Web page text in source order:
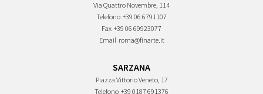
Via Quattro Novembre, 114
Telefono +39 06 6791107
Fax +39 06 69923077
Email roma@finarte.it
SARZANA
Piazza Vittorio Veneto, 17
Telefono +39 0187 691376